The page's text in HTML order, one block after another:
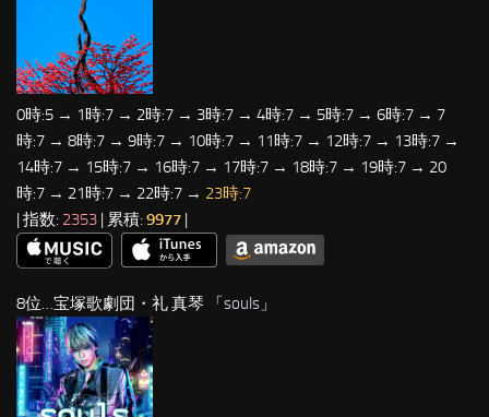
0時:5 → 1時:7 → 2時:7 → 3時:7 → 4時:7 → 5時:7 → 6時:7 → 7
時:7 → 8時:7 → 9時:7 → 10時:7 → 11時:7 → 12時:7 → 13時:7 →
14時:7 → 15時:7 → 16時:7 → 17時:7 → 18時:7 → 19時:7 → 20
時:7 → 21時:7 → 22時:7 → 23時:7
| 指数: 2353 | 累積: 9977
8位…宝塚歌劇団・礼 真琴 「souls 」